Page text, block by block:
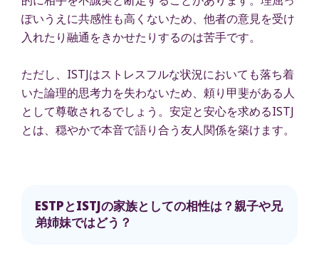
ぽいうえに共感性も高くないため、他者の意見を受け
入れたり融通をきかせたりするのは苦手です。
ただし、ISTJはストレスフルな状況においても落ち着
いた論理的思考力を失わないため、頼り甲斐がある人
として尊敬されるでしょう。安定と安心を求めるISTJ
とは、穏やかで本音で語り合う友人関係を築けます。
ESTPとISTJの家族としての相性は？親子や兄
弟姉妹ではどう？